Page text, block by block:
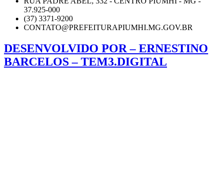
37.925-000
(37) 3371-9200
CONTATO@PREFEITURAPIUMHI.MG.GOV.BR
DESENVOLVIDO POR – ERNESTINO
BARCELOS – TEM3.DIGITAL